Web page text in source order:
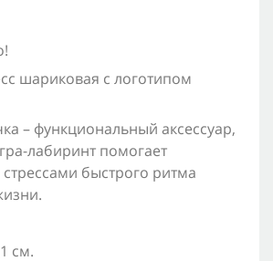
шариковая с логотипом
– функциональный аксессуар,
лабиринт помогает
стрессами быстрого ритма
см.